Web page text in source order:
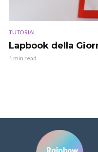
TUTORIAL
Lapbook della
1 min read